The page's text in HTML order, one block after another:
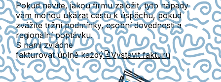
Pokud nevíte, jakou firmu založit, tyto nápady
vám mohou ukázat cestu k úspěchu, pokud
zvážíte tržní podmínky, osobní dovednosti a
regionální poptávku.
S námi zvládne
fakturovat úplně každý
Vystavit fakturu